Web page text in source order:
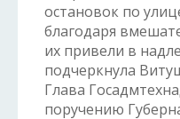
остановок по
благодаря
их привели в
подчеркнула
Глава
поручению